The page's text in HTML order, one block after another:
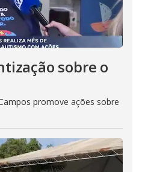
sobre o
promove ações sobre